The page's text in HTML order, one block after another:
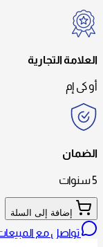
العلامة التجارية
أو كى إم
الضمان
5 سنوات
تواصل مع